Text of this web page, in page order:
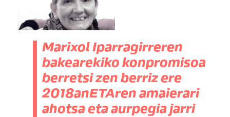
Marixol Iparragirreren
bakearekiko konpromisoa
berretsi zen berriz ere
2018anETAren amaierari
ahotsa eta aurpegia jarri